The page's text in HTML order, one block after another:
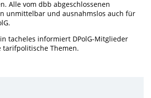
Alle vom dbb abgeschlossenen
unmittelbar und ausnahmslos auch für
tacheles informiert DPolG-Mitglieder
tarifpolitische Themen.